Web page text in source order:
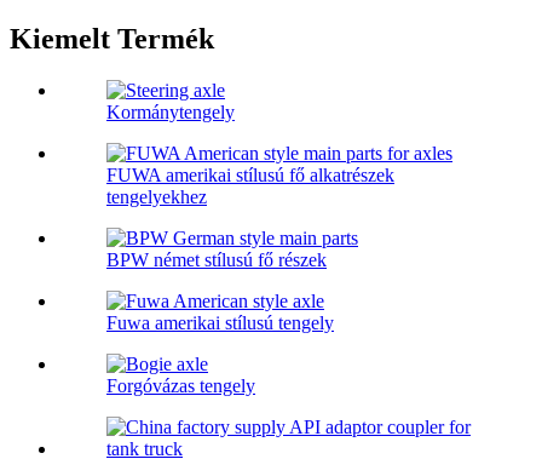
Kiemelt Termék
Kormánytengely
FUWA amerikai stílusú fő alkatrészek
tengelyekhez
BPW német stílusú fő részek
Fuwa amerikai stílusú tengely
Forgóvázas tengely